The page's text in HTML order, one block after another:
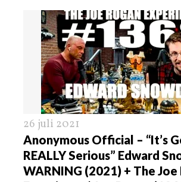
26 juli 2021
Anonymous Official – “It’s
REALLY Serious” Edward
WARNING (2021) + The Joe